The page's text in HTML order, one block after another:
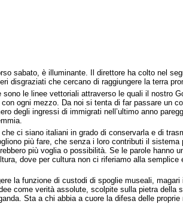
sabato, è illuminante. Il direttore ha colto nel
disgraziati che cercano di raggiungere la terra
le linee vettoriali attraverso le quali il nostro
ogni mezzo. Da noi si tenta di far passare un
degli ingressi di immigrati nell’ultimo anno
ci siano italiani in grado di conservarla e di
più fare, che senza i loro contributi il
più voglia o possibilità. Se le parole hanno
dove per cultura non ci riferiamo alla
la funzione di custodi di spoglie museali,
come verità assolute, scolpite sulla pietra
Sta a chi abbia a cuore la difesa delle